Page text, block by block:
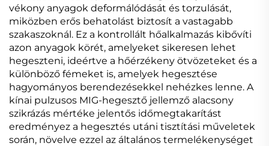
vékony anyagok deformálódását és torzulását,
miközben erős behatolást biztosít a vastagabb
szakaszoknál. Ez a kontrollált hőalkalmazás kibővíti
azon anyagok körét, amelyeket sikeresen lehet
hegeszteni, ideértve a hőérzékeny ötvözeteket és a
különböző fémeket is, amelyek hegesztése
hagyományos berendezésekkel nehézkes lenne. A
kínai pulzusos MIG-hegesztő jellemző alacsony
szikrázás mértéke jelentős időmegtakarítást
eredményez a hegesztés utáni tisztítási műveletek
során, növelve ezzel az általános termelékenységet